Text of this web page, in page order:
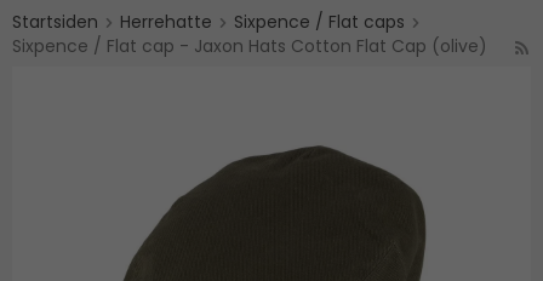
Startsiden Herrehatte
Sixpence / Flat caps
Sixpence / Flat cap - Jaxon Hats Cotton Flat Cap (olive)